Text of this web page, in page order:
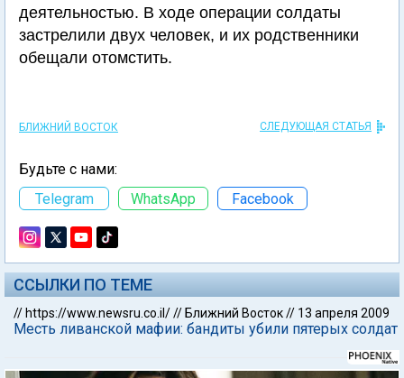
деятельностью. В ходе операции солдаты
застрелили двух человек, и их родственники
обещали отомстить.
БЛИЖНИЙ ВОСТОК СЛЕДУЮЩАЯ СТАТЬЯ
Будьте с нами:
Telegram
WhatsApp Facebook
ССЫЛКИ ПО ТЕМЕ
// https://www.newsru.co.il/// Ближний Восток// 13 апреля 2009
Месть ливанской мафии: бандиты убили пятерых солдат